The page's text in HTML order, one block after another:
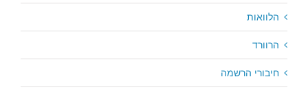
הלוואות
הרוורד
חיבורי הרשמה